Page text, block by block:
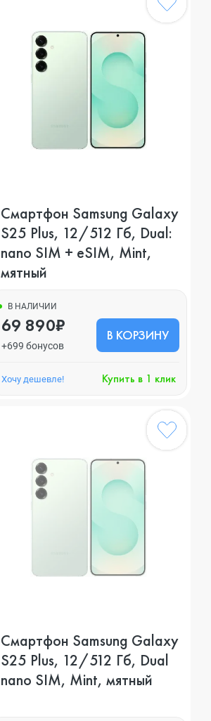
Смартфон Samsung Galaxy
S25 Plus, 12/512 Гб, Dual:
nano SIM + eSIM, Mint,
мятный
В НАЛИЧИИ
69 890₽
+699 бонусов
В КОРЗИНУ
Хочу дешевле! Купить в 1 клик
Смартфон Samsung Galaxy
S25 Plus, 12/512 Гб, Dual
nano SIM, Mint, мятный